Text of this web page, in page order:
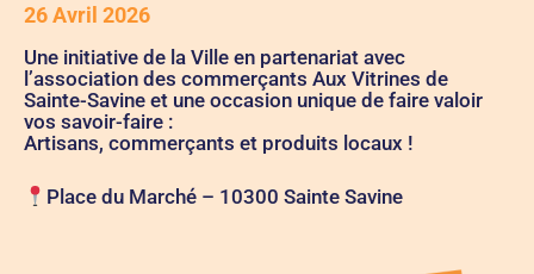
26 Avril 2026
Une initiative de la Ville en partenariat avec
l’association des commerçants Aux Vitrines de
Sainte-Savine et une occasion unique de faire valoir
vos savoir-faire :
Artisans, commerçants et produits locaux !
Place du Marché – 10300 Sainte Savine